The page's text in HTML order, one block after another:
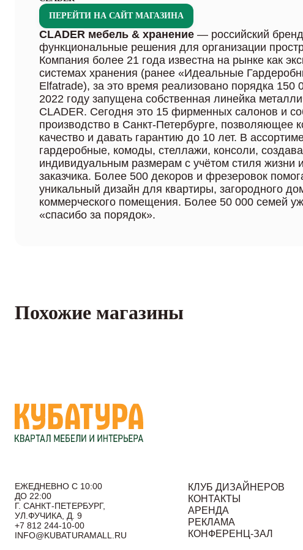
ПЕРЕЙТИ НА САЙТ МАГАЗИНА
CLADER мебель & хранение — российский
функциональные решения для организации
Компания более 21 года известна на рынке как
системах хранения (ранее «Идеальные
Elfatrade), за это время реализовано порядка 150
2022 году запущена собственная линейка
CLADER. Сегодня это 15 фирменных салонов и
производство в Санкт-Петербурге, позволяющее
качество и давать гарантию до 10 лет. В
гардеробные, комоды, стеллажи, консоли,
индивидуальным размерам с учётом стиля жизни
заказчика. Более 500 декоров и фрезеровок
уникальный дизайн для квартиры, загородного
коммерческого помещения. Более 50 000 семей
«спасибо за порядок».
Похожие магазины
ЕЖЕДНЕВНО С 10:00
ДО 22:00
Г. САНКТ-ПЕТЕРБУРГ,
УЛ.ФУЧИКА, Д. 9
+7 812 244-10-00
INFO@KUBATURAMALL.RU
КЛУБ ДИЗАЙНЕРОВ
КОНТАКТЫ
АРЕНДА
РЕКЛАМА
КОНФЕРЕНЦ-ЗАЛ